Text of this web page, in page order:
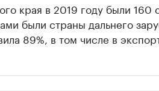
края в 2019 году были 160
были страны дальнего
89%, в том числе в